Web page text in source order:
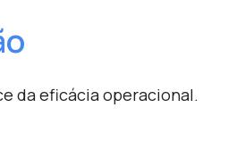
da eficácia operacional.